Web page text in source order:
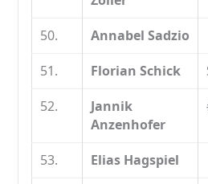
50. Annabel Sadzio
51.
Florian Schick
52.
Jannik
Anzenhofer
53. Elias Hagspiel